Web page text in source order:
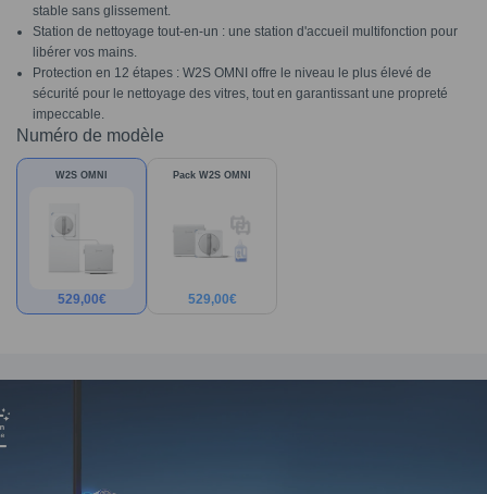
stable sans glissement.
Station de nettoyage tout-en-un : une station d'accueil multifonction pour
libérer vos mains.
Protection en 12 étapes : W2S OMNI offre le niveau le plus élevé de
sécurité pour le nettoyage des vitres, tout en garantissant une propreté
impeccable.
Numéro de modèle
W2S OMNI
529,00€
Pack W2S OMNI
529,00€